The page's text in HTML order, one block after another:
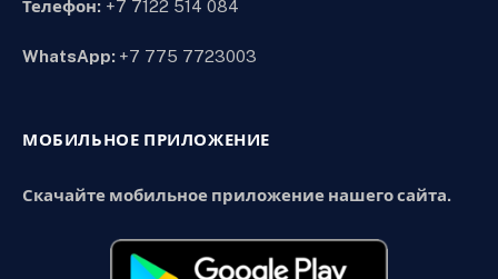
Телефон: +7 7122 514 084
WhatsApp: +7 775 7723003
МОБИЛЬНОЕ ПРИЛОЖЕНИЕ
Скачайте мобильное приложение нашего сайта.